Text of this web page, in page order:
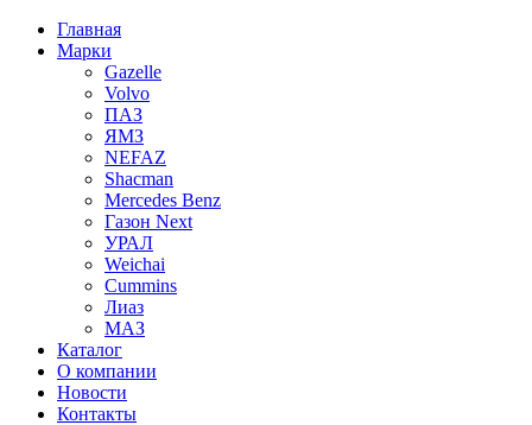
Главная
Марки
Gazelle
Volvo
ПАЗ
ЯМЗ
NEFAZ
Shacman
Mercedes Benz
Газон Next
УРАЛ
Weichai
Cummins
Лиаз
МАЗ
Каталог
О компании
Новости
Контакты